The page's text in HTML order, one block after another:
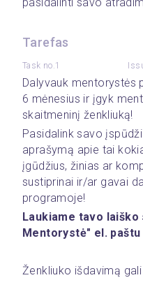
Tarefas
Task no.1
Dalyvauk mentorystės
6 mėnesius ir įgyk
skaitmeninį ženkliuką!
Pasidalink savo
aprašymą apie tai
įgūdžius, žinias ar
sustiprinai ir/ar gavai
programoje!
Laukiame tavo laiško
Mentorystė" el.
Ženkliuko išdavimą